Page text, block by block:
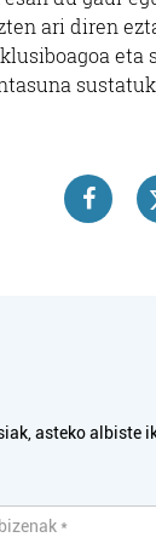
ari diren
eta
asteko albiste